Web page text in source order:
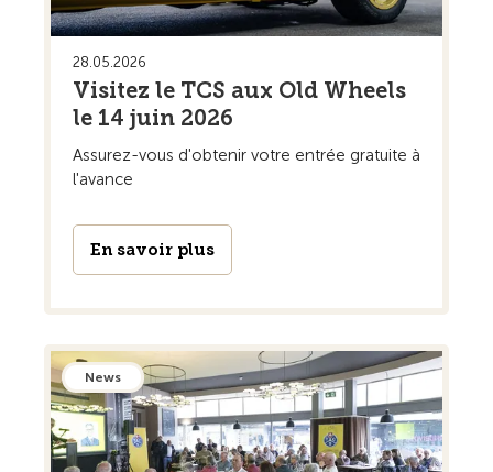
28.05.2026
Visitez le TCS aux Old Wheels
le 14 juin 2026
Assurez-vous d'obtenir votre entrée gratuite à
l'avance
En savoir plus
News